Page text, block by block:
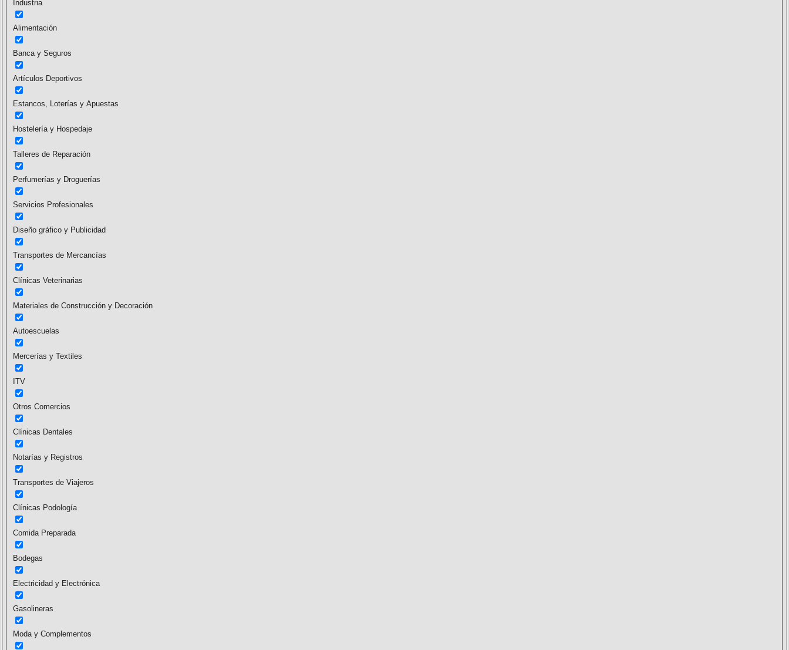
Industria
Alimentación
Banca y Seguros
Artículos Deportivos
Estancos, Loterías y Apuestas
Hostelería y Hospedaje
Talleres de Reparación
Perfumerías y Droguerías
Servicios Profesionales
Diseño gráfico y Publicidad
Transportes de Mercancías
Clínicas Veterinarias
Materiales de Construcción y Decoración
Autoescuelas
Mercerías y Textiles
ITV
Otros Comercios
Clínicas Dentales
Notarías y Registros
Transportes de Viajeros
Clínicas Podología
Comida Preparada
Bodegas
Electricidad y Electrónica
Gasolineras
Moda y Complementos